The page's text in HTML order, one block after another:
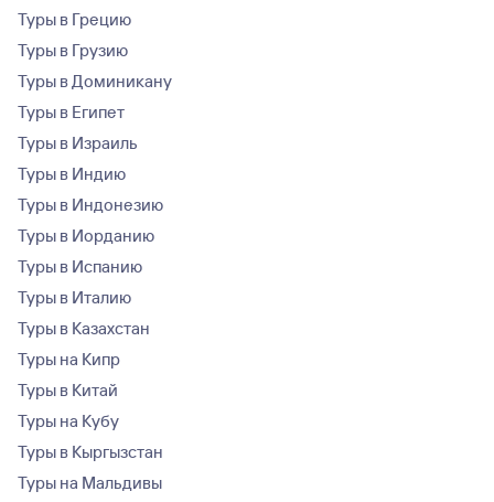
Туры в Грецию
Туры в Грузию
Туры в Доминикану
Туры в Египет
Туры в Израиль
Туры в Индию
Туры в Индонезию
Туры в Иорданию
Туры в Испанию
Туры в Италию
Туры в Казахстан
Туры на Кипр
Туры в Китай
Туры на Кубу
Туры в Кыргызстан
Туры на Мальдивы